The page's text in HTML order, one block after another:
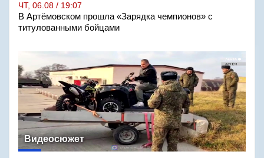
ЧТ, 06.08 / 19:07
В Артёмовском прошла «Зарядка чемпионов» с
титулованными бойцами
Видеосюжет